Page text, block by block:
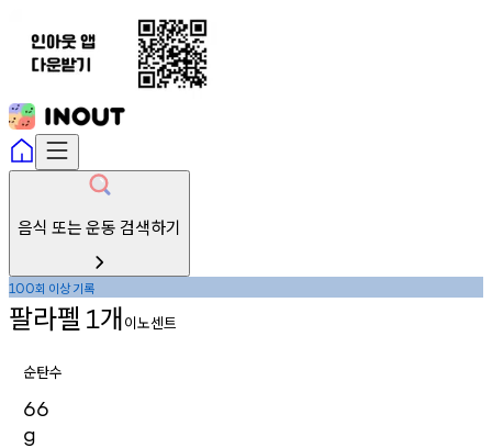
음식 또는 운동 검색하기
100회 이상기록
팔라펠 1개이노센트
순탄수
66
g